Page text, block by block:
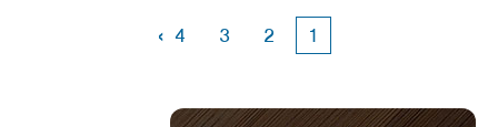
1
2
3
4
›